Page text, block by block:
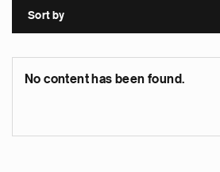
Sort by
No content has been found.